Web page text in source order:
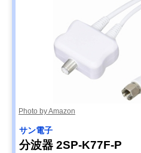
Photo by Amazon
サン電子
分波器 2SP-K77F-P